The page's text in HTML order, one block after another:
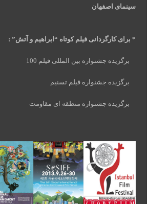
سینمای اصفهان
* برای کارگردانی فیلم کوتاه “ابراهیم و آتش” :
برگزیده جشنواره بین المللی فیلم 100
برگزیده جشنواره فیلم تسنیم
برگزیده جشنواره منطقه ای مقاومت